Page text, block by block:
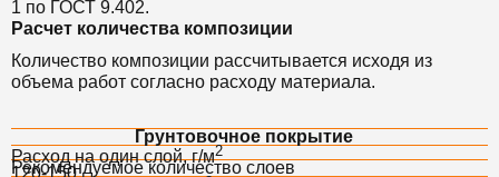
1 по ГОСТ 9.402.
Расчет количества композиции
Количество композиции рассчитывается исходя из
объема работ согласно расходу материала.
Грунтовочное покрытие
Расход на один слой, г/м2
120-150
Рекомендуемое количество слоев